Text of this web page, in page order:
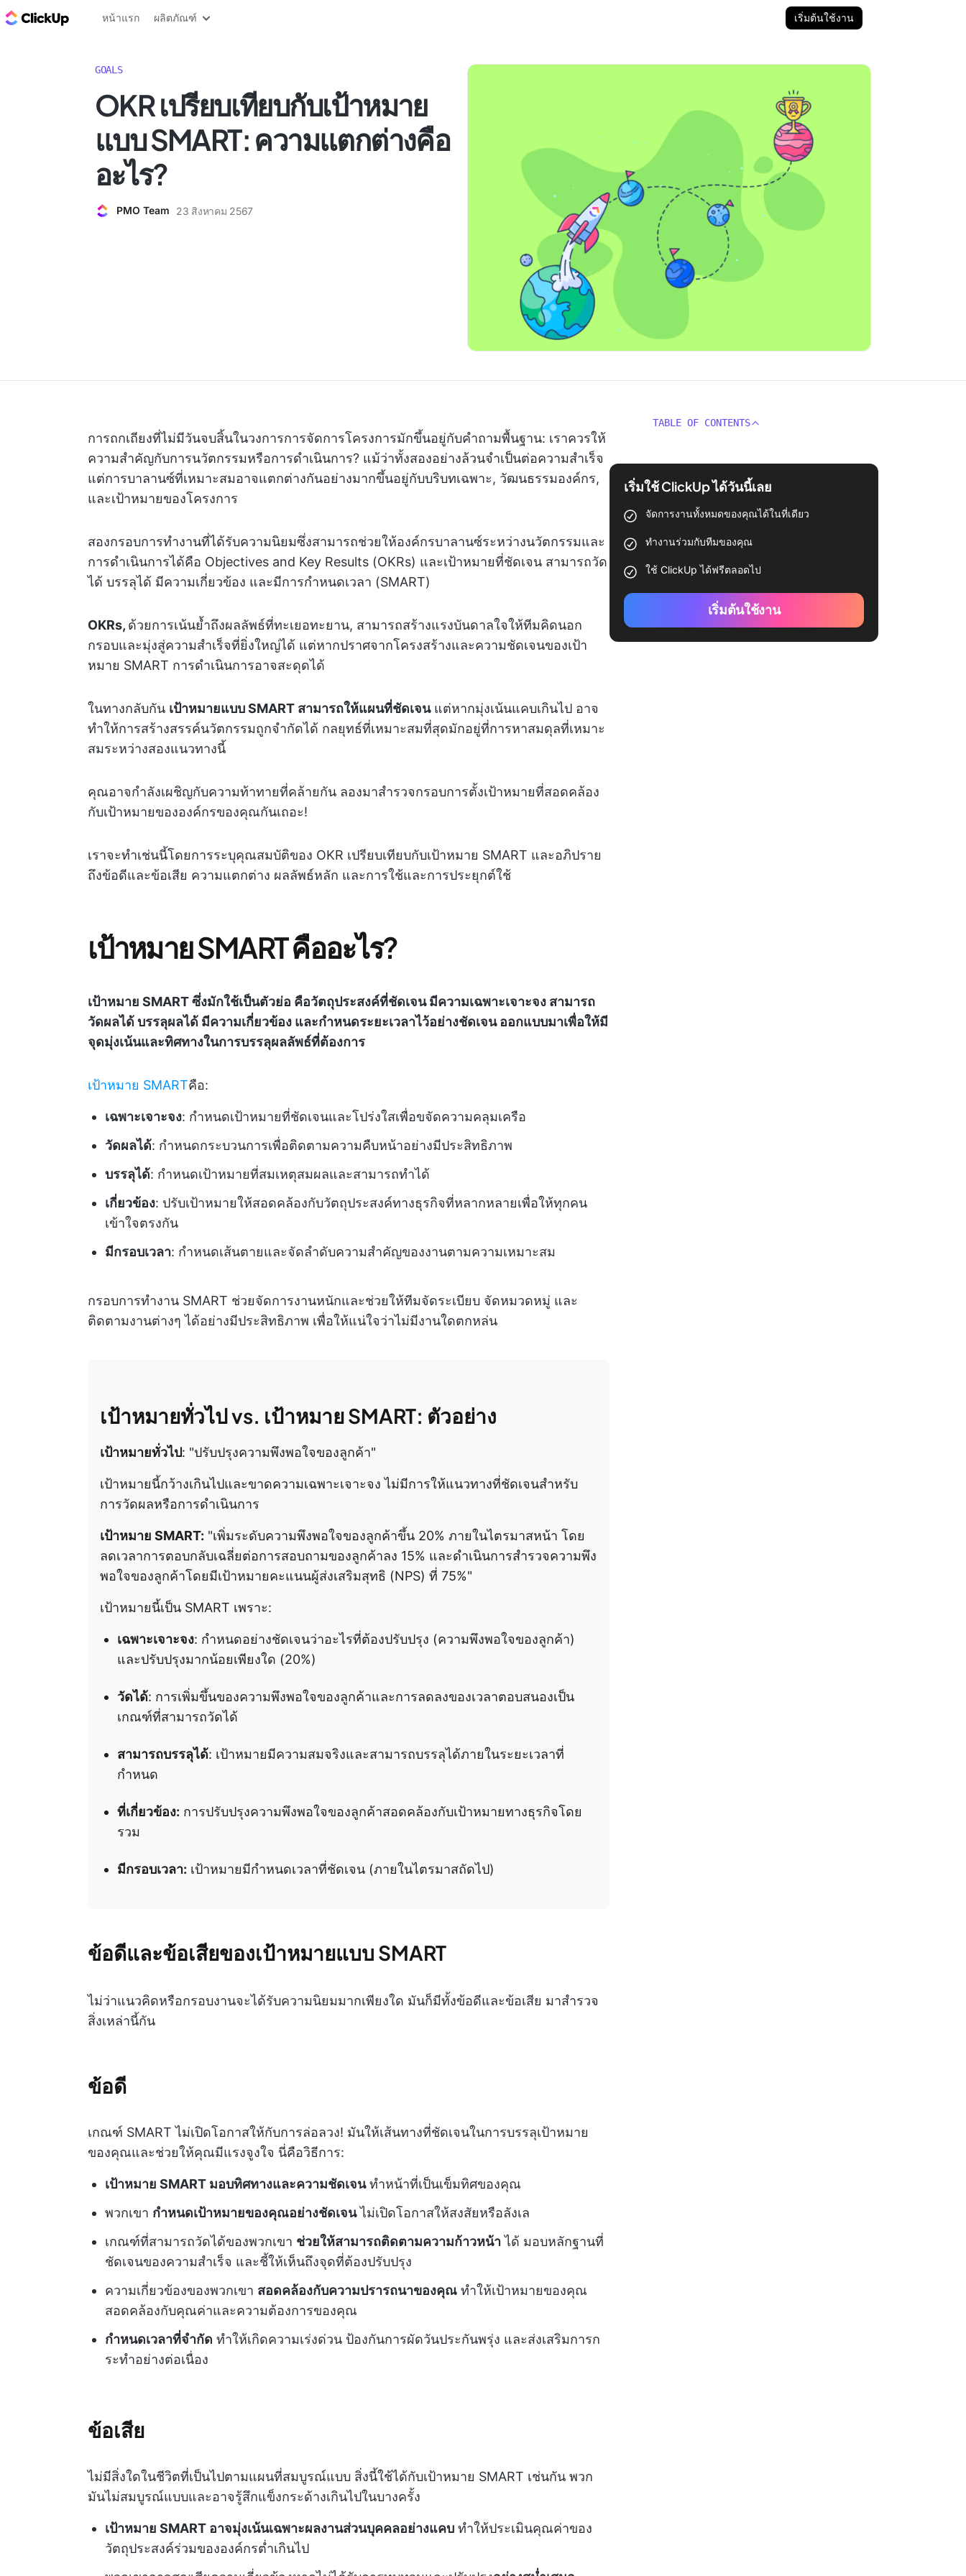
บล็อก ClickUp
หน้าแรก ผลิตภัณฑ์ เริ่มต้นใช้งาน
GOALS
OKR เปรียบเทียบกับเป้าหมาย
แบบ SMART: ความแตกต่างคือ
อะไร?
PMO Team 23 สิงหาคม 2567
การถกเถียงที่ไม่มีวันจบสิ้นในวงการการจัดการโครงการมักขึ้นอยู่กับคำถามพื้นฐาน: เราควรให้
ความสำคัญกับการนวัตกรรมหรือการดำเนินการ? แม้ว่าทั้งสองอย่างล้วนจำเป็นต่อความสำเร็จ
แต่การบาลานซ์ที่เหมาะสมอาจแตกต่างกันอย่างมากขึ้นอยู่กับบริบทเฉพาะ, วัฒนธรรมองค์กร,
และเป้าหมายของโครงการ
สองกรอบการทำงานที่ได้รับความนิยมซึ่งสามารถช่วยให้องค์กรบาลานซ์ระหว่างนวัตกรรมและ
การดำเนินการได้คือ Objectives and Key Results (OKRs) และเป้าหมายที่ชัดเจน สามารถวัด
ได้ บรรลุได้ มีความเกี่ยวข้อง และมีการกำหนดเวลา (SMART)
OKRs, ด้วยการเน้นย้ำถึงผลลัพธ์ที่ทะเยอทะยาน, สามารถสร้างแรงบันดาลใจให้ทีมคิดนอก
กรอบและมุ่งสู่ความสำเร็จที่ยิ่งใหญ่ได้ แต่หากปราศจากโครงสร้างและความชัดเจนของเป้า
หมาย SMART การดำเนินการอาจสะดุดได้
ในทางกลับกัน เป้าหมายแบบ SMART สามารถให้แผนที่ชัดเจนแต่หากมุ่งเน้นแคบเกินไป อาจ
ทำให้การสร้างสรรค์นวัตกรรมถูกจำกัดได้ กลยุทธ์ที่เหมาะสมที่สุดมักอยู่ที่การหาสมดุลที่เหมาะ
สมระหว่างสองแนวทางนี้
คุณอาจกำลังเผชิญกับความท้าทายที่คล้ายกัน ลองมาสำรวจกรอบการตั้งเป้าหมายที่สอดคล้อง
กับเป้าหมายขององค์กรของคุณกันเถอะ!
เราจะทำเช่นนี้โดยการระบุคุณสมบัติของ OKR เปรียบเทียบกับเป้าหมาย SMART และอภิปราย
ถึงข้อดีและข้อเสีย ความแตกต่าง ผลลัพธ์หลัก และการใช้และการประยุกต์ใช้
เป้าหมาย SMART คืออะไร?
เป้าหมาย SMART ซึ่งมักใช้เป็นตัวย่อ คือวัตถุประสงค์ที่ชัดเจน มีความเฉพาะเจาะจง สามารถ
วัดผลได้ บรรลุผลได้ มีความเกี่ยวข้อง และกำหนดระยะเวลาไว้อย่างชัดเจน ออกแบบมาเพื่อให้มี
จุดมุ่งเน้นและทิศทางในการบรรลุผลลัพธ์ที่ต้องการ
เป้าหมาย SMARTคือ:
เฉพาะเจาะจง: กำหนดเป้าหมายที่ชัดเจนและโปร่งใสเพื่อขจัดความคลุมเครือ
วัดผลได้: กำหนดกระบวนการเพื่อติดตามความคืบหน้าอย่างมีประสิทธิภาพ
บรรลุได้: กำหนดเป้าหมายที่สมเหตุสมผลและสามารถทำได้
เกี่ยวข้อง: ปรับเป้าหมายให้สอดคล้องกับวัตถุประสงค์ทางธุรกิจที่หลากหลายเพื่อให้ทุกคน
เข้าใจตรงกัน
มีกรอบเวลา: กำหนดเส้นตายและจัดลำดับความสำคัญของงานตามความเหมาะสม
กรอบการทำงาน SMART ช่วยจัดการงานหนักและช่วยให้ทีมจัดระเบียบ จัดหมวดหมู่ และ
ติดตามงานต่างๆ ได้อย่างมีประสิทธิภาพ เพื่อให้แน่ใจว่าไม่มีงานใดตกหล่น
เป้าหมายทั่วไป vs. เป้าหมาย SMART: ตัวอย่าง
เป้าหมายทั่วไป: "ปรับปรุงความพึงพอใจของลูกค้า"
เป้าหมายนี้กว้างเกินไปและขาดความเฉพาะเจาะจง ไม่มีการให้แนวทางที่ชัดเจนสำหรับ
การวัดผลหรือการดำเนินการ
เป้าหมาย SMART: "เพิ่มระดับความพึงพอใจของลูกค้าขึ้น 20% ภายในไตรมาสหน้า โดย
ลดเวลาการตอบกลับเฉลี่ยต่อการสอบถามของลูกค้าลง 15% และดำเนินการสำรวจความพึง
พอใจของลูกค้าโดยมีเป้าหมายคะแนนผู้ส่งเสริมสุทธิ (NPS) ที่ 75%"
เป้าหมายนี้เป็น SMART เพราะ:
เฉพาะเจาะจง: กำหนดอย่างชัดเจนว่าอะไรที่ต้องปรับปรุง (ความพึงพอใจของลูกค้า)
และปรับปรุงมากน้อยเพียงใด (20%)
วัดได้: การเพิ่มขึ้นของความพึงพอใจของลูกค้าและการลดลงของเวลาตอบสนองเป็น
เกณฑ์ที่สามารถวัดได้
สามารถบรรลุได้: เป้าหมายมีความสมจริงและสามารถบรรลุได้ภายในระยะเวลาที่
กำหนด
ที่เกี่ยวข้อง: การปรับปรุงความพึงพอใจของลูกค้าสอดคล้องกับเป้าหมายทางธุรกิจโดย
รวม
มีกรอบเวลา: เป้าหมายมีกำหนดเวลาที่ชัดเจน (ภายในไตรมาสถัดไป)
ข้อดีและข้อเสียของเป้าหมายแบบ SMART
ไม่ว่าแนวคิดหรือกรอบงานจะได้รับความนิยมมากเพียงใด มันก็มีทั้งข้อดีและข้อเสีย มาสำรวจ
สิ่งเหล่านี้กัน
ข้อดี
เกณฑ์ SMART ไม่เปิดโอกาสให้กับการล่อลวง! มันให้เส้นทางที่ชัดเจนในการบรรลุเป้าหมาย
ของคุณและช่วยให้คุณมีแรงจูงใจ นี่คือวิธีการ:
เป้าหมาย SMART มอบทิศทางและความชัดเจนทำหน้าที่เป็นเข็มทิศของคุณ
พวกเขา กำหนดเป้าหมายของคุณอย่างชัดเจนไม่เปิดโอกาสให้สงสัยหรือลังเล
เกณฑ์ที่สามารถวัดได้ของพวกเขา ช่วยให้สามารถติดตามความก้าวหน้าได้ มอบหลักฐานที่
ชัดเจนของความสำเร็จ และชี้ให้เห็นถึงจุดที่ต้องปรับปรุง
ความเกี่ยวข้องของพวกเขา สอดคล้องกับความปรารถนาของคุณ ทำให้เป้าหมายของคุณ
สอดคล้องกับคุณค่าและความต้องการของคุณ
กำหนดเวลาที่จำกัด ทำให้เกิดความเร่งด่วน ป้องกันการผัดวันประกันพรุ่ง และส่งเสริมการก
ระทำอย่างต่อเนื่อง
ข้อเสีย
ไม่มีสิ่งใดในชีวิตที่เป็นไปตามแผนที่สมบูรณ์แบบ สิ่งนี้ใช้ได้กับเป้าหมาย SMART เช่นกัน พวก
มันไม่สมบูรณ์แบบและอาจรู้สึกแข็งกระด้างเกินไปในบางครั้ง
เป้าหมาย SMART อาจมุ่งเน้นเฉพาะผลงานส่วนบุคคลอย่างแคบ ทำให้ประเมินคุณค่าของ
วัตถุประสงค์ร่วมขององค์กรต่ำเกินไป
TABLE OF CONTENTS
เริ่มใช้ ClickUp ได้วันนี้เลย
จัดการงานทั้งหมดของคุณได้ในที่เดียว
ทำงานร่วมกับทีมของคุณ
ใช้ ClickUp ได้ฟรีตลอดไป
เริ่มต้นใช้งาน